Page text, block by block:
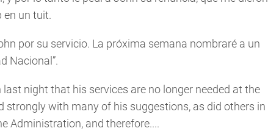
en un tuit.
por su servicio. La próxima semana nombraré a un
Nacional”.
night that his services are no longer needed at the
strongly with many of his suggestions, as did others in
Administration, and therefore....